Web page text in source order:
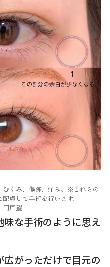
むくみ、傷跡、痛み。※これらの
慮して手術を行います。
円戸望
な手術のように思え
広がっただけで目元の